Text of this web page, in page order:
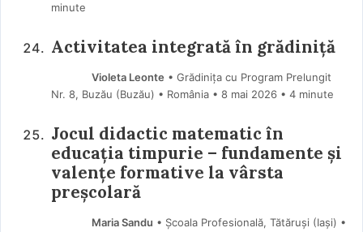
minute
Activitatea integrată în grădiniță
Violeta Leonte • Grădinița cu Program Prelungit
Nr. 8, Buzău (Buzău) • România
8 mai 2026 • 4 minute
Jocul didactic matematic în
educația timpurie – fundamente și
valențe formative la vârsta
preșcolară
Maria Sandu • Școala Profesională, Tătăruși (Iaşi) •